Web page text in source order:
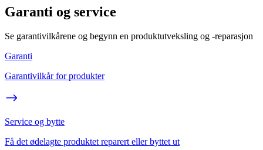
Garanti og service
Se garantivilkårene og begynn en produktutveksling og -reparasjon
Garanti
Garantivilkår for produkter
Service og bytte
Få det ødelagte produktet reparert eller byttet ut